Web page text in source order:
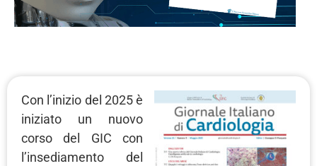
Con l’inizio del 2025 è
iniziato un nuovo
corso del GIC con
l’insediamento del